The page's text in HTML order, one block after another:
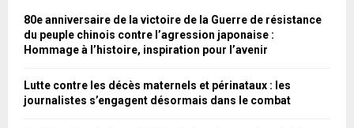
o
r
:
80e anniversaire de la victoire de la Guerre de résistance
du peuple chinois contre l’agression japonaise :
Hommage à l’histoire, inspiration pour l’avenir
Lutte contre les décès maternels et périnataux : les
journalistes s’engagent désormais dans le combat